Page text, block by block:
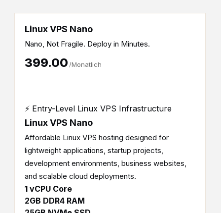
Linux VPS Nano
Nano, Not Fragile. Deploy in Minutes.
₹399.00 /Monatlich
⚡ Entry-Level Linux VPS Infrastructure
Linux VPS Nano
Affordable Linux VPS hosting designed for
lightweight applications, startup projects,
development environments, business websites,
and scalable cloud deployments.
1 vCPU Core
2GB DDR4 RAM